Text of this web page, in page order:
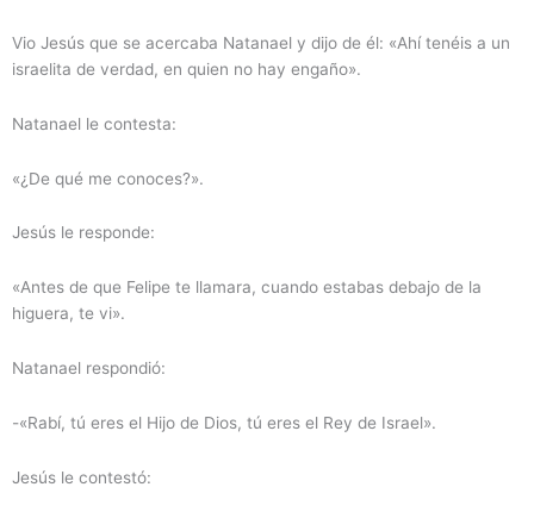
Vio Jesús que se acercaba Natanael y dijo de él: «Ahí tenéis a un
israelita de verdad, en quien no hay engaño».
Natanael le contesta:
«¿De qué me conoces?».
Jesús le responde:
«Antes de que Felipe te llamara, cuando estabas debajo de la
higuera, te vi».
Natanael respondió:
-«Rabí, tú eres el Hijo de Dios, tú eres el Rey de Israel».
Jesús le contestó: